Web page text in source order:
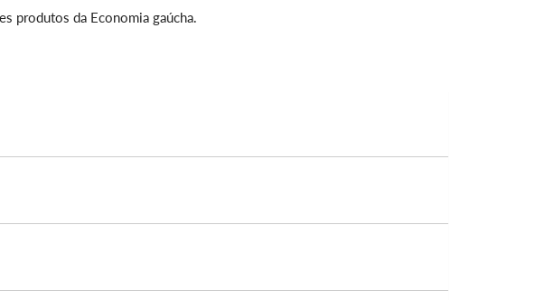
produtos da Economia gaúcha.